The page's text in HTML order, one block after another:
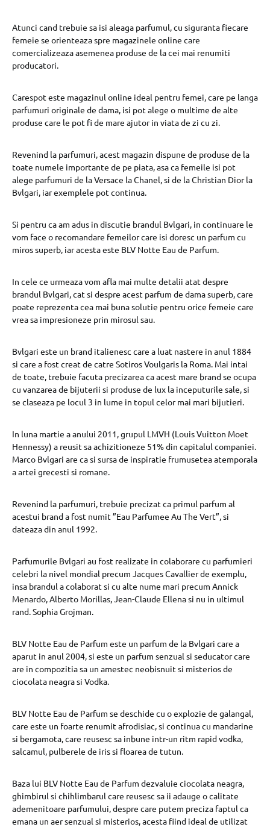
Atunci cand trebuie sa isi aleaga parfumul, cu siguranta fiecare
femeie se orienteaza spre magazinele online care
comercializeaza asemenea produse de la cei mai renumiti
producatori.
Carespot este magazinul online ideal pentru femei, care pe langa
parfumuri originale de dama, isi pot alege o multime de alte
produse care le pot fi de mare ajutor in viata de zi cu zi.
Revenind la parfumuri, acest magazin dispune de produse de la
toate numele importante de pe piata, asa ca femeile isi pot
alege parfumuri de la Versace la Chanel, si de la Christian Dior la
Bvlgari, iar exemplele pot continua.
Si pentru ca am adus in discutie brandul Bvlgari, in continuare le
vom face o recomandare femeilor care isi doresc un parfum cu
miros superb, iar acesta este BLV Notte Eau de Parfum.
In cele ce urmeaza vom afla mai multe detalii atat despre
brandul Bvlgari, cat si despre acest parfum de dama superb, care
poate reprezenta cea mai buna solutie pentru orice femeie care
vrea sa impresioneze prin mirosul sau.
Bvlgari este un brand italienesc care a luat nastere in anul 1884
si care a fost creat de catre Sotiros Voulgaris la Roma. Mai intai
de toate, trebuie facuta precizarea ca acest mare brand se ocupa
cu vanzarea de bijuterii si produse de lux la inceputurile sale, si
se claseaza pe locul 3 in lume in topul celor mai mari bijutieri.
In luna martie a anului 2011, grupul LMVH (Louis Vuitton Moet
Hennessy) a reusit sa achizitioneze 51% din capitalul companiei.
Marco Bvlgari are ca si sursa de inspiratie frumusetea atemporala
a artei grecesti si romane.
Revenind la parfumuri, trebuie precizat ca primul parfum al
acestui brand a fost numit ”Eau Parfumee Au The Vert”, si
dateaza din anul 1992.
Parfumurile Bvlgari au fost realizate in colaborare cu parfumieri
celebri la nivel mondial precum Jacques Cavallier de exemplu,
insa brandul a colaborat si cu alte nume mari precum Annick
Menardo, Alberto Morillas, Jean-Claude Ellena si nu in ultimul
rand. Sophia Grojman.
BLV Notte Eau de Parfum este un parfum de la Bvlgari care a
aparut in anul 2004, si este un parfum senzual si seducator care
are in compozitia sa un amestec neobisnuit si misterios de
ciocolata neagra si Vodka.
BLV Notte Eau de Parfum se deschide cu o explozie de galangal,
care este un foarte renumit afrodisiac, si continua cu mandarine
si bergamota, care reusesc sa inbune intr-un ritm rapid vodka,
salcamul, pulberele de iris si floarea de tutun.
Baza lui BLV Notte Eau de Parfum dezvaluie ciocolata neagra,
ghimbirul si chihlimbarul care reusesc sa ii adauge o calitate
ademenitoare parfumului, despre care putem preciza faptul ca
emana un aer senzual si misterios, acesta fiind ideal de utilizat